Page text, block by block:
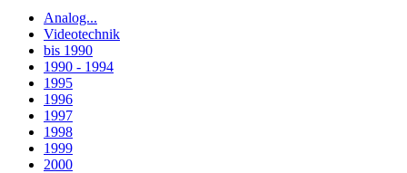
Analog...
Videotechnik
bis 1990
1990 - 1994
1995
1996
1997
1998
1999
2000